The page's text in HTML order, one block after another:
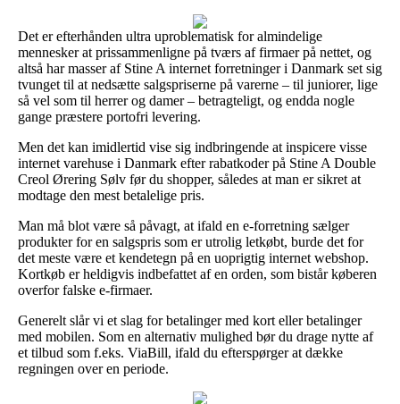
Det er efterhånden ultra uproblematisk for almindelige
mennesker at prissammenligne på tværs af firmaer på nettet, og
altså har masser af Stine A internet forretninger i Danmark set sig
tvunget til at nedsætte salgspriserne på varerne – til juniorer, lige
så vel som til herrer og damer – betragteligt, og endda nogle
gange præstere portofri levering.
Men det kan imidlertid vise sig indbringende at inspicere visse
internet varehuse i Danmark efter rabatkoder på Stine A Double
Creol Ørering Sølv før du shopper, således at man er sikret at
modtage den mest betalelige pris.
Man må blot være så påvagt, at ifald en e-forretning sælger
produkter for en salgspris som er utrolig letkøbt, burde det for
det meste være et kendetegn på en uoprigtig internet webshop.
Kortkøb er heldigvis indbefattet af en orden, som bistår køberen
overfor falske e-firmaer.
Generelt slår vi et slag for betalinger med kort eller betalinger
med mobilen. Som en alternativ mulighed bør du drage nytte af
et tilbud som f.eks. ViaBill, ifald du efterspørger at dække
regningen over en periode.